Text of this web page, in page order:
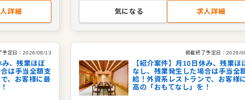
があります。
詳細
ルという世界的ブランドで働ける魅力があります
気になる 求人詳細
予定日： 2026/08/13
み、残業ほぼ
は手当全額支
、お客様に最
掲載終了予定日： 2026/
【紹介案件】月10日休み、残業ほ
なし、残業発生した場合は手当全
給！外資系レストランで、お客様
高の「おもてなし」を！